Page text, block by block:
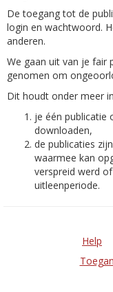
De toegang tot de
login en wachtwoord.
anderen.
We gaan uit van je fair
genomen om
Dit houdt onder meer
je één publicatie
downloaden,
de publicaties
waarmee kan
verspreid werd
uitleenperiode.
Help